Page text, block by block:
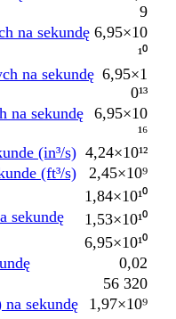
9
na sekundę 6,95×10
¹⁰
na sekundę 6,95×1
0¹³
na sekundę 6,95×10
¹⁶
(in³/s) 4,24×10¹²
(ft³/s)
2,45×10⁹
1,84×10¹⁰
sekundę
1,53×10¹⁰
6,95×10¹⁰
0,02
56 320
sekundę
1,97×10⁹